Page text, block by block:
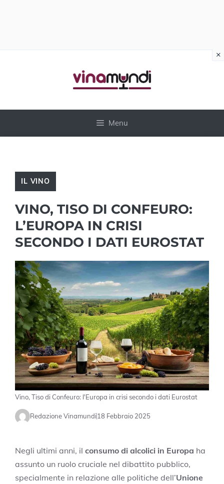
Menu
IL VINO
VINO, TISO DI CONFEURO:
L’EUROPA IN CRISI
SECONDO I DATI EUROSTAT
Vino, Tiso di Confeuro: l'Europa in crisi secondo i dati Eurostat
Redazione Vinamundi18 Febbraio 2025
Negli ultimi anni, il consumo di alcolici in Europa ha
assunto un ruolo cruciale nel dibattito pubblico,
specialmente in relazione alle politiche dell’Unione
×